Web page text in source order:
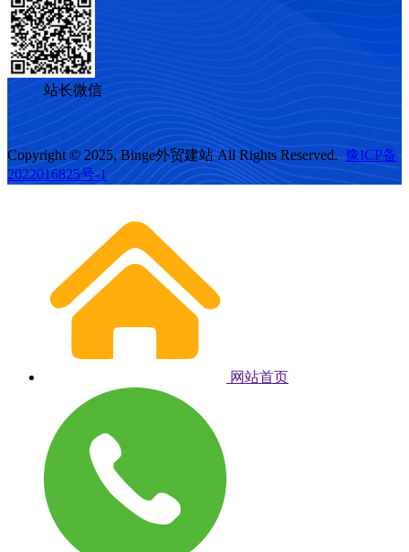
站长微信
Copyright © 2025, Binge外贸建站 All Rights Reserved. 豫ICP备
2022016825号-1
网站首页